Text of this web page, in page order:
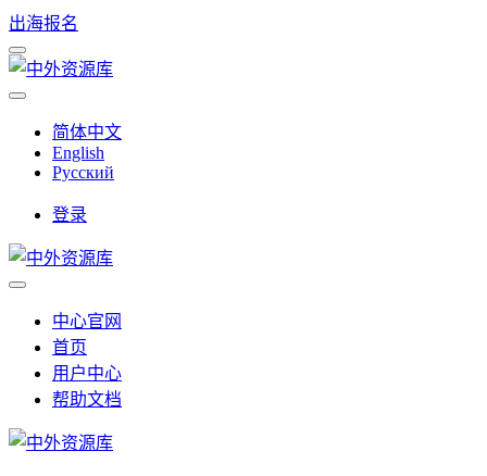
出海报名
简体中文
English
Русский
登录
中心官网
首页
用户中心
帮助文档